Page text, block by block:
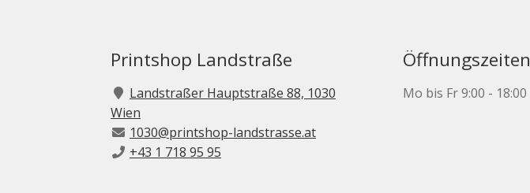
Printshop Landstraße
Landstraßer Hauptstraße 88, 1030
Wien
1030@printshop-landstrasse.at
+43 1 718 95 95
Öffnungszeiten
Mo bis Fr 9:00 - 18:00